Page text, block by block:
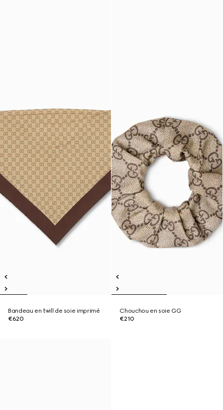
Bandeau en twill de soie imprimé
€620
Chouchou en soie GG
€210